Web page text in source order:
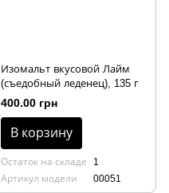
Изомальт вкусовой Лайм
(съедобный леденец), 135 г
400.00 грн
В корзину
Остаток на складе
1
Артикул модели
00051